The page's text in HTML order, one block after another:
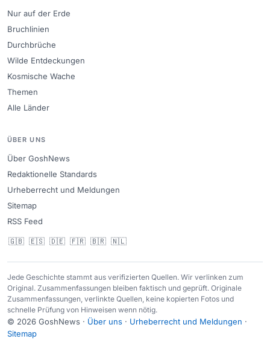
Nur auf der Erde
Bruchlinien
Durchbrüche
Wilde Entdeckungen
Kosmische Wache
Themen
Alle Länder
ÜBER UNS
Über GoshNews
Redaktionelle Standards
Urheberrecht und Meldungen
Sitemap
RSS Feed
🇬🇧 🇪🇸 🇩🇪 🇫🇷 🇧🇷 🇳🇱
Jede Geschichte stammt aus verifizierten Quellen. Wir verlinken zum
Original. Zusammenfassungen bleiben faktisch und geprüft. Originale
Zusammenfassungen, verlinkte Quellen, keine kopierten Fotos und
schnelle Prüfung von Hinweisen wenn nötig.
© 2026 GoshNews · Über uns · Urheberrecht und Meldungen ·
Sitemap